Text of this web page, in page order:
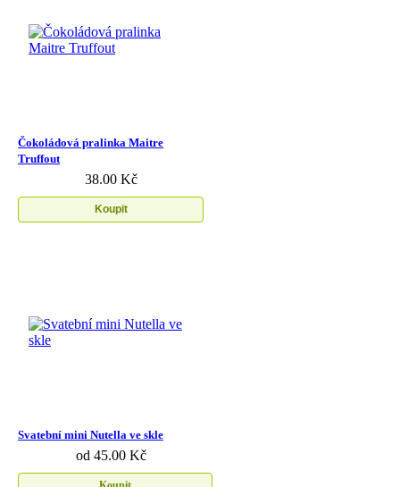
Čokoládová pralinka Maitre
Truffout
38.00 Kč
Koupit
Svatební mini Nutella ve skle
od 45.00 Kč